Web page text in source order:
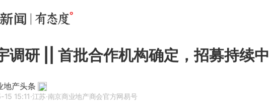
调研 || 首批合作机构确定，招募持续中
地产头条
15:11·江苏·南京商业地产商会官方网易号